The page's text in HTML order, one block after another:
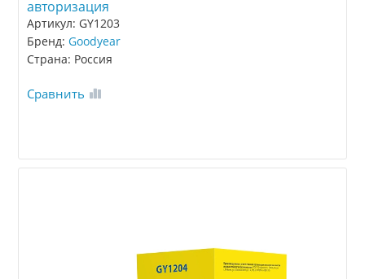
авторизация
Артикул: GY1203
Бренд:Goodyear
Страна: Россия
Сравнить